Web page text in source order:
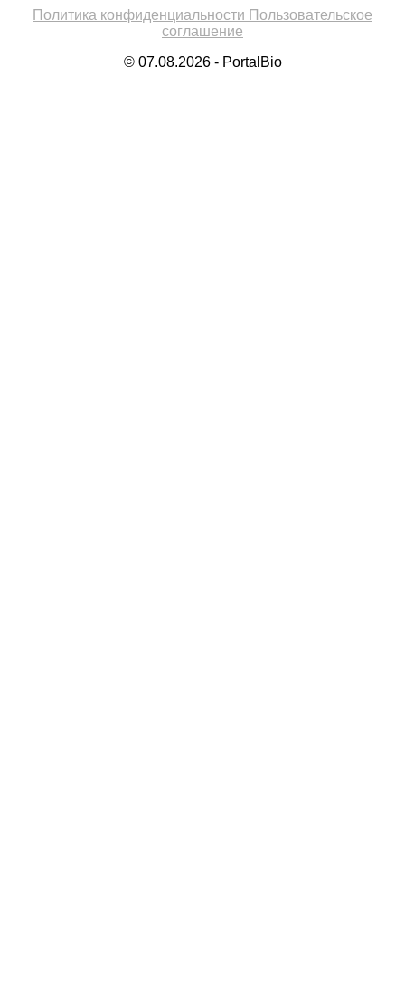
Политика конфиденциальности Пользовательское
соглашение
© 07.08.2026 - PortalBio